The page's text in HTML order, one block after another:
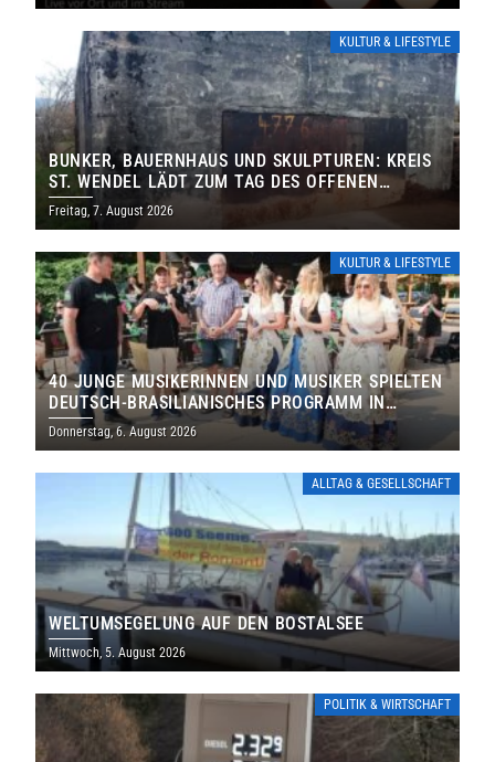
KULTUR & LIFESTYLE
BUNKER, BAUERNHAUS UND SKULPTUREN: KREIS
ST. WENDEL LÄDT ZUM TAG DES OFFENEN
DENKMALS EIN
Freitag, 7. August 2026
KULTUR & LIFESTYLE
40 JUNGE MUSIKERINNEN UND MUSIKER SPIELTEN
DEUTSCH-BRASILIANISCHES PROGRAMM IN
THOLEY
Donnerstag, 6. August 2026
ALLTAG & GESELLSCHAFT
WELTUMSEGELUNG AUF DEN BOSTALSEE
Mittwoch, 5. August 2026
POLITIK & WIRTSCHAFT